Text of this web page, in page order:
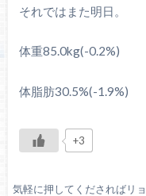
それではまた明日。
体重85.0kg(-0.2%)
体脂肪30.5%(-1.9%)
+3
気軽に押してくださればリ